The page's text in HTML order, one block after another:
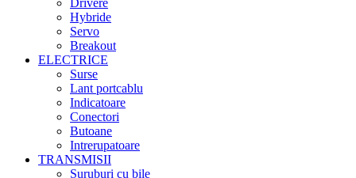
Hybride
Servo
Breakout
ELECTRICE
Surse
Lant portcablu
Indicatoare
Conectori
Butoane
Intrerupatoare
TRANSMISII
Suruburi cu bile